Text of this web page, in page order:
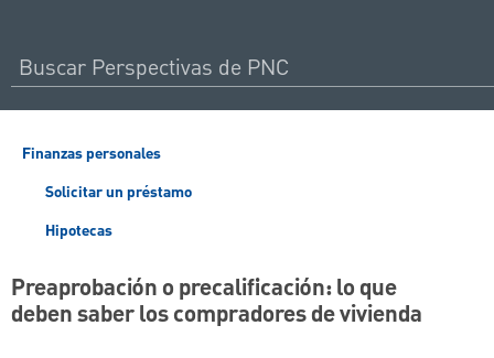
Finanzas personales
Solicitar un préstamo
Hipotecas
Preaprobación o precalificación: lo que
deben saber los compradores de vivienda